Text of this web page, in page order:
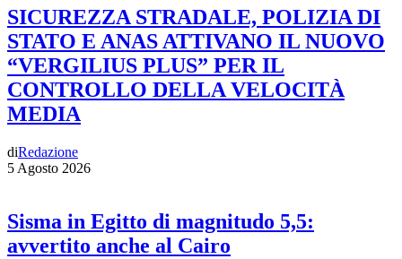
SICUREZZA STRADALE, POLIZIA DI
STATO E ANAS ATTIVANO IL NUOVO
“VERGILIUS PLUS” PER IL
CONTROLLO DELLA VELOCITÀ
MEDIA
diRedazione
5 Agosto 2026
Sisma in Egitto di magnitudo 5,5:
avvertito anche al Cairo